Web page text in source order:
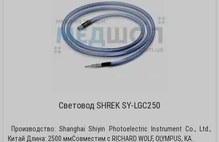
Световод SHREK SY-LGC250
Производство: Shanghai Shiyin Photoelectric Instrument Co., Ltd.,
Китай Длина: 2500 ммСовместим с RICHARD WOLF, OLYMPUS, KA..